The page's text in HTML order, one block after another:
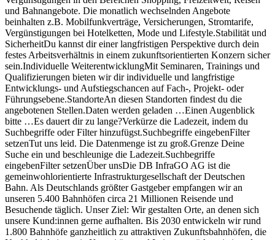
und Bahnangebote. Die monatlich wechselnden Angebote
beinhalten z.B. Mobilfunkverträge, Versicherungen, Stromtarife,
Vergünstigungen bei Hotelketten, Mode und Lifestyle.Stabilität und
SicherheitDu kannst dir einer langfristigen Perspektive durch dein
festes Arbeitsverhältnis in einem zukunftsorientierten Konzern sicher
sein.Individuelle WeiterentwicklungMit Seminaren, Trainings und
Qualifizierungen bieten wir dir individuelle und langfristige
Entwicklungs- und Aufstiegschancen auf Fach-, Projekt- oder
Führungsebene.StandorteAn diesen Standorten findest du die
angebotenen Stellen.Daten werden geladen …Einen Augenblick
bitte …Es dauert dir zu lange?Verkürze die Ladezeit, indem du
Suchbegriffe oder Filter hinzufügst.Suchbegriffe eingebenFilter
setzenTut uns leid. Die Datenmenge ist zu groß.Grenze Deine
Suche ein und beschleunige die Ladezeit.Suchbegriffe
eingebenFilter setzenÜber unsDie DB InfraGO AG ist die
gemeinwohlorientierte Infrastrukturgesellschaft der Deutschen
Bahn. Als Deutschlands größter Gastgeber empfangen wir an
unseren 5.400 Bahnhöfen circa 21 Millionen Reisende und
Besuchende täglich. Unser Ziel: Wir gestalten Orte, an denen sich
unsere Kund:innen gerne aufhalten. Bis 2030 entwickeln wir rund
1.800 Bahnhöfe ganzheitlich zu attraktiven Zukunftsbahnhöfen, die